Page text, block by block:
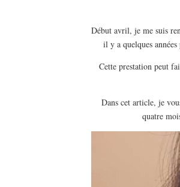
Début avril, je me suis
il y a quelques
Cette prestation peut
Dans cet article, je
quatre